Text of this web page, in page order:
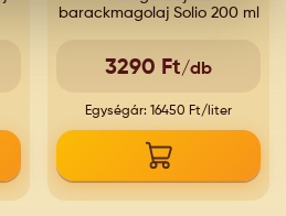
barackmagolaj Solio 200 ml
3290 Ft/db
Egységár: 16450 Ft/liter